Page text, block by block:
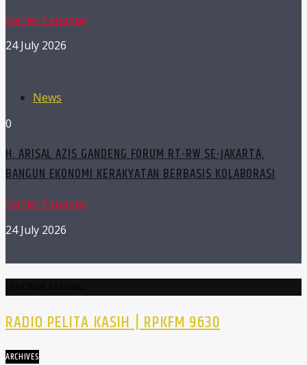
Daniel Tanamal
24 July 2026
News
0
H. ARISAL AZIS GANDENG FORUM RT-RW SE-JAKARTA,
BANGUN EKONOMI KERAKYATAN BERBASIS KOLABORASI
Daniel Tanamal
24 July 2026
RADIO PELITA KASIH | RPKFM 9630
ARCHIVES